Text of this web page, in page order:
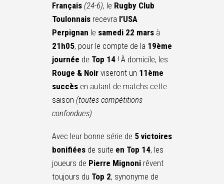
Français (24-6), le Rugby Club
Toulonnais recevra l’USA
Perpignan le samedi 22 mars à
21h05, pour le compte de la 19ème
journée de Top 14 ! À domicile, les
Rouge & Noir viseront un 11ème
succès en autant de matchs cette
saison (toutes compétitions
confondues).
Avec leur bonne série de 5 victoires
bonifiées de suite en Top 14, les
joueurs de Pierre Mignoni rêvent
toujours du Top 2, synonyme de